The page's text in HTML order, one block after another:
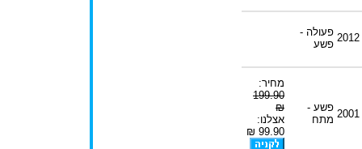
2012 פעולה -
פשע
2001
פשע -
מתח
מחיר:
199.90
₪
אצלנו:
99.90 ₪